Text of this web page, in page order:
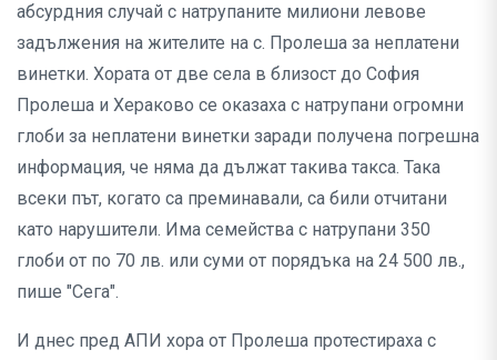
абсурдния случай с натрупаните милиони левове
задължения на жителите на с. Пролеша за неплатени
винетки. Хората от две села в близост до София
Пролеша и Хераково се оказаха с натрупани огромни
глоби за неплатени винетки заради получена погрешна
информация, че няма да дължат такива такса. Така
всеки път, когато са преминавали, са били отчитани
като нарушители. Има семейства с натрупани 350
глоби от по 70 лв. или суми от порядъка на 24 500 лв.,
пише "Сега".
И днес пред АПИ хора от Пролеша протестираха с